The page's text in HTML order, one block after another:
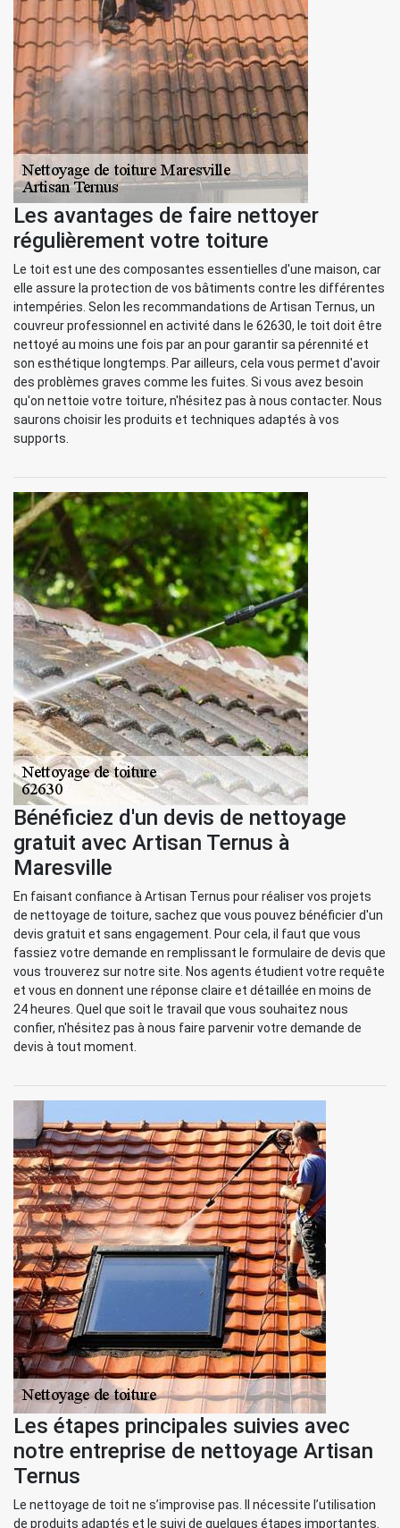
Les avantages de faire nettoyer
régulièrement votre toiture
Le toit est une des composantes essentielles d'une maison, car
elle assure la protection de vos bâtiments contre les différentes
intempéries. Selon les recommandations de Artisan Ternus, un
couvreur professionnel en activité dans le 62630, le toit doit être
nettoyé au moins une fois par an pour garantir sa pérennité et
son esthétique longtemps. Par ailleurs, cela vous permet d'avoir
des problèmes graves comme les fuites. Si vous avez besoin
qu'on nettoie votre toiture, n'hésitez pas à nous contacter. Nous
saurons choisir les produits et techniques adaptés à vos
supports.
Bénéficiez d'un devis de nettoyage
gratuit avec Artisan Ternus à
Maresville
En faisant confiance à Artisan Ternus pour réaliser vos projets
de nettoyage de toiture, sachez que vous pouvez bénéficier d'un
devis gratuit et sans engagement. Pour cela, il faut que vous
fassiez votre demande en remplissant le formulaire de devis que
vous trouverez sur notre site. Nos agents étudient votre requête
et vous en donnent une réponse claire et détaillée en moins de
24 heures. Quel que soit le travail que vous souhaitez nous
confier, n'hésitez pas à nous faire parvenir votre demande de
devis à tout moment.
Les étapes principales suivies avec
notre entreprise de nettoyage Artisan
Ternus
Le nettoyage de toit ne s’improvise pas. Il nécessite l’utilisation
de produits adaptés et le suivi de quelques étapes importantes.